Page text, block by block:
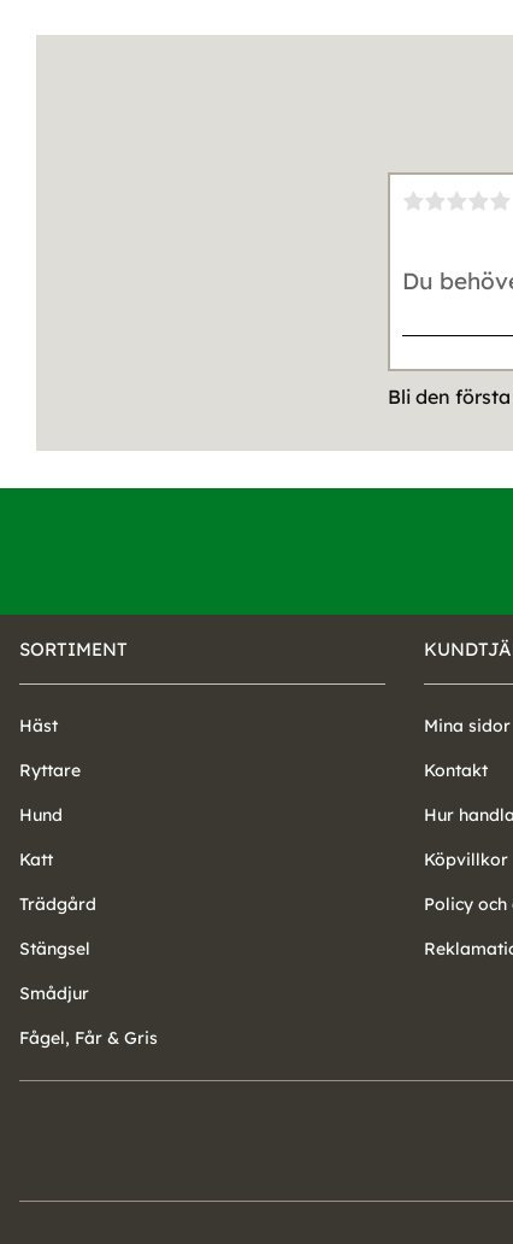
Bli den
SORTIMENT
Häst
Ryttare
Hund
Katt
Trädgård
Stängsel
Smådjur
Fågel, Får & Gris
Mina sidor
Kontakt
Hur
Köpvillkor
Policy och